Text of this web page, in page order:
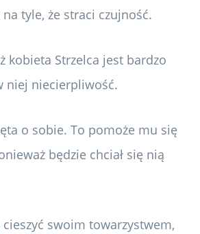
tyle, że straci czujność.
kobieta Strzelca jest bardzo
niej niecierpliwość.
o sobie. To pomoże mu się
będzie chciał się nią
cieszyć swoim towarzystwem,